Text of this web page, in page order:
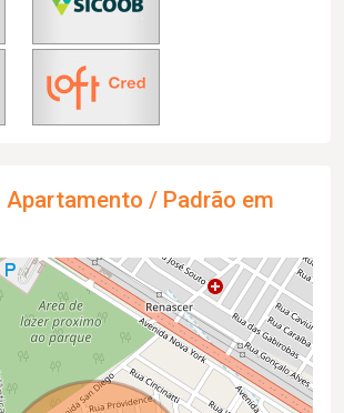
Apartamento / Padrão em